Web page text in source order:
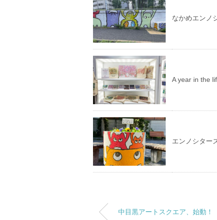
なかめエンノ
A year in the
エンノシター
中目黒アートスクエア、始動！